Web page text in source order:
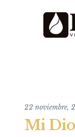
22 noviembre,
Mi